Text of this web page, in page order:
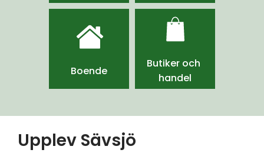
Boende
Butiker och
handel
Upplev Sävsjö